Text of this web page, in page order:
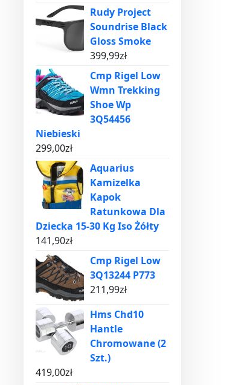
Rudy Project
Soundrise Black
Gloss Smoke
399,99zł
Cmp Rigel Low
Wmn Trekking
Shoe Wp
3Q54456
Niebieski
299,00zł
Aquarius
Kamizelka
Kapok
Ratunkowa Dla
Dziecka 15-30 Kg Iso Żółty
141,90zł
Cmp Rigel Low
3Q13244 P773
211,99zł
Hms Chd10
Hantle
Chromowane (2
Szt.)
419,00zł